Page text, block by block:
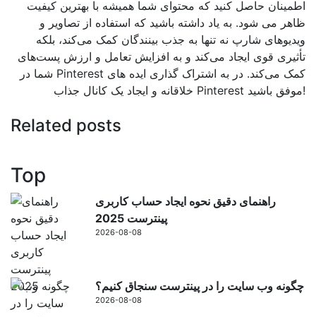
اطمینان حاصل کنید که محتوای شما همیشه با بهترین کیفیت
ظاهر می شود. به یاد داشته باشید که استفاده از تصاویر و
ویدیوهای شارپ نه تنها به جذب بینندگان کمک می‌کند، بلکه
تأثیری قوی ایجاد می‌کند و به افزایش تعامل و ارزش پست‌های
شما در Pinterest کمک می‌کند. در به اشتراک گذاری ایده های
خلاقانه و ایجاد یک کانال جذاب Pinterest موفق باشید!
Related posts
Top
راهنمای دقیق نحوه ایجاد حساب کاربری
پینترست 2025
2026-08-08
چگونه وب سایت را در پینترست سنجاق کنیم؟
2026-08-08